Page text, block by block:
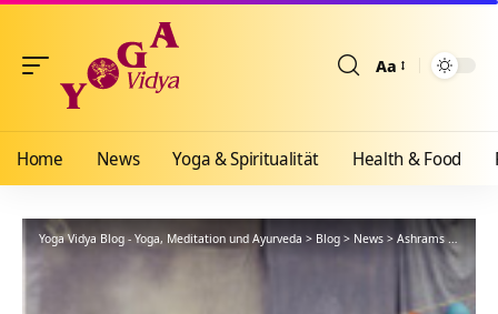
Aa
Home News Yoga & Spiritualität Health & Food
Yoga Vidya Blog - Yoga, Meditation und Ayurveda > Blog > News > Ashrams>